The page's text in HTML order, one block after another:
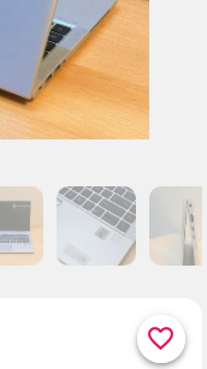
favorite_border